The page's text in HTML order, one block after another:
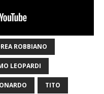
ROBBIANO
LEOPARDI
TITO